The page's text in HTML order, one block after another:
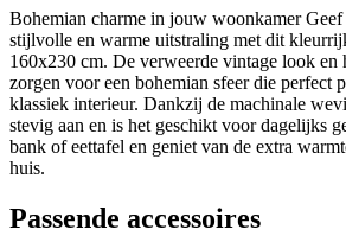
Bohemian charme in jouw woonkamer Geef
stijlvolle en warme uitstraling met dit
160x230 cm. De verweerde vintage look en
zorgen voor een bohemian sfeer die perfect
klassiek interieur. Dankzij de machinale
stevig aan en is het geschikt voor dagelijks
bank of eettafel en geniet van de extra
huis.
Passende accessoires